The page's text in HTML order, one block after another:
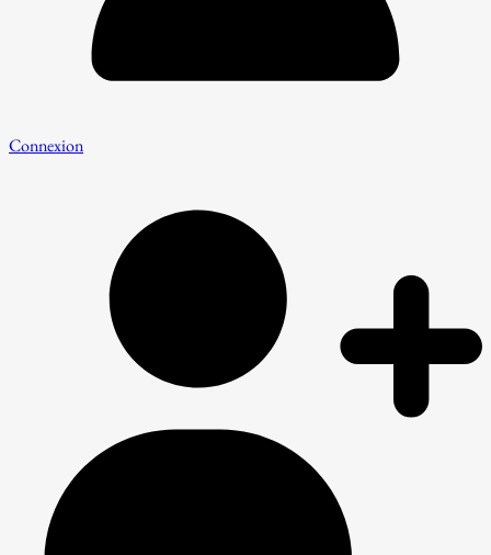
Connexion